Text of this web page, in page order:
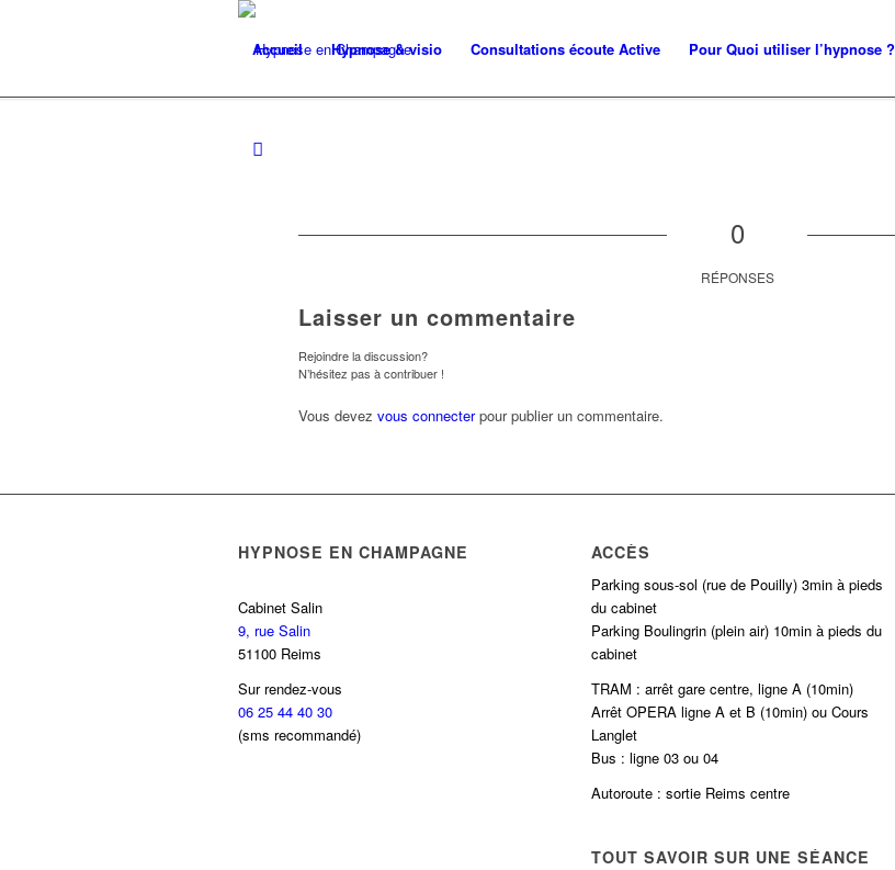
Accueil Hypnose & visio Consultations écoute Active Pour Quoi utiliser l’hypnose ?
0
RÉPONSES
Laisser un commentaire
Rejoindre la discussion?
N’hésitez pas à contribuer !
Vous devez vous connecterpour publier un commentaire.
HYPNOSE EN CHAMPAGNE
Cabinet Salin
9, rue Salin
51100 Reims
Sur rendez-vous
06 25 44 40 30
(sms recommandé)
ACCÈS
Parking sous-sol (rue de Pouilly) 3min à pieds
du cabinet
Parking Boulingrin (plein air) 10min à pieds du
cabinet
TRAM : arrêt gare centre, ligne A (10min)
Arrêt OPERA ligne A et B (10min) ou Cours
Langlet
Bus : ligne 03 ou 04
Autoroute : sortie Reims centre
TOUT SAVOIR SUR UNE SÉANCE